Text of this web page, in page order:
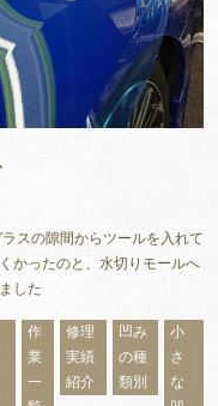
スの隙間からツールを入れて
かったのと、水切りモールへ
した
作
業
一
修理
実績
紹介
凹み
の種
類別
小
さ
な